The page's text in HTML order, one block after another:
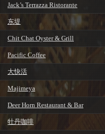
Jack’s Terrazza Ristorante
东堤
Chit Chat Oyster & Grill
Pacific Coffee
大快活
Majimeya
Deer Horn Restaurant & Bar
牡丹咖啡